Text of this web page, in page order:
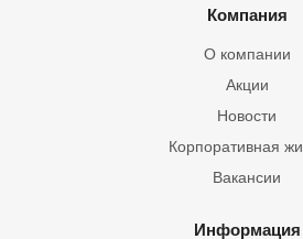
Компания
О компании
Акции
Новости
Корпоративная
Вакансии
Информация